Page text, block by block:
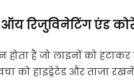
ऑय रिजुविनेटिंग एंड
होता है जो लाइनों को
को हाइड्रेटेड और ताजा